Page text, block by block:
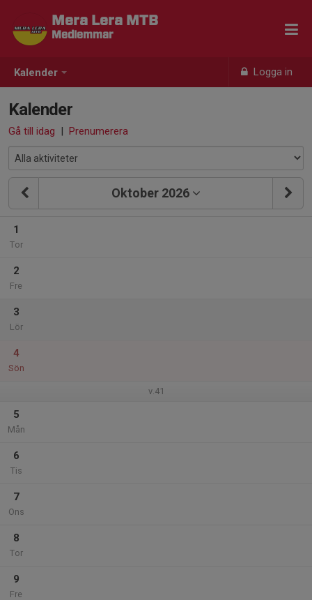
Kalender Logga in
Mera Lera MTB
Medlemmar
Kalender
Gå till idag | Prenumerera
Oktober 2026
1
Tor
2
Fre
3
Lör
4
Sön
v.41
5
Mån
6
Tis
7
Ons
8
Tor
9
Fre